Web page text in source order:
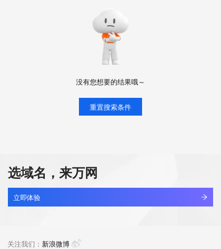
没有您想要的结果哦～
重置搜索条件
选域名，来万网
立即体验
关注我们： 新浪微博